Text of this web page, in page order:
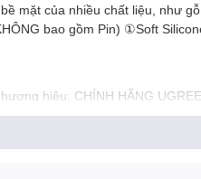
mặt của nhiều chất liệu, như
bao gồm Pin) ①Soft
hiệu: CHÍNH HÃNG
Mute, tuổi thọ của 3 triệu lần
Tín Hiệu: 2.4G 250Hz
đổi theo chu kỳ